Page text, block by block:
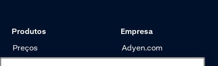
Produtos
Preços
Empresa
Adyen.com